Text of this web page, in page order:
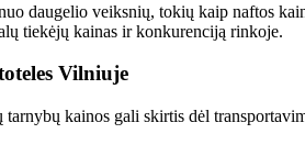
daugelio veiksnių, tokių kaip naftos
tiekėjų kainas ir konkurenciją rinkoje.
Vilniuje
tarnybų kainos gali skirtis dėl